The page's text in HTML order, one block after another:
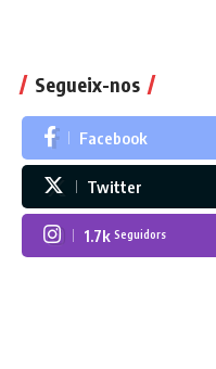
Segueix-nos
Facebook
Twitter
1.7k Seguidors